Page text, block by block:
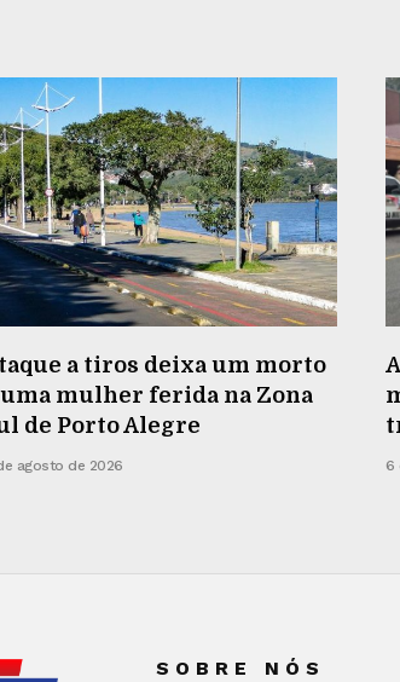
a tiros deixa um morto
uma mulher ferida na Zona
de Porto Alegre
agosto de 2026 6
SOBRE NÓS